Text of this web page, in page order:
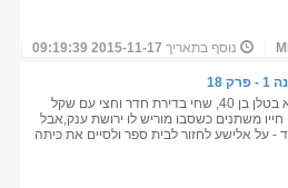
נוסף בתאריך 2015-11-17 09:19:39
18
אלישע הוא בטלן בן 40, שחי בדירת חדר וחצי עם שקל
חייו משתנים כשסבו מוריש לו ירושת ענק,אבל
- על אלישע לחזור לבית ספר ולסיים את כיתה